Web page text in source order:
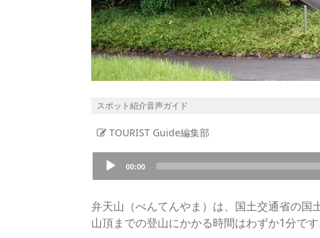
スポット紹介音声ガイド
TOURIST Guide編集部
Audio
Player
00:00
弁天山（べんてんやま）は、国土交通省の国
山頂までの登山にかかる時間はわずか1分で